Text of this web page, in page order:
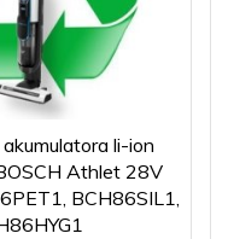
li-ion
Athlet 28V
BCH86SIL1,